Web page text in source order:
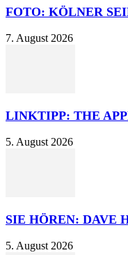
FOTO: KÖLNER
7. August 2026
LINKTIPP: THE
5. August 2026
SIE HÖREN: DAVE
5. August 2026